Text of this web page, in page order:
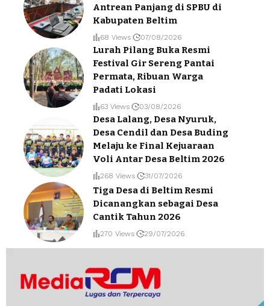
Antrean Panjang di SPBU di
Kabupaten Beltim
68 Views 07/08/2026
Lurah Pilang Buka Resmi
Festival Gir Sereng Pantai
Permata, Ribuan Warga
Padati Lokasi
63 Views 03/08/2026
Desa Lalang, Desa Nyuruk,
Desa Cendil dan Desa Buding
Melaju ke Final Kejuaraan
Voli Antar Desa Beltim 2026
268 Views 31/07/2026
Tiga Desa di Beltim Resmi
Dicanangkan sebagai Desa
Cantik Tahun 2026
270 Views 29/07/2026